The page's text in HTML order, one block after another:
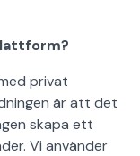
privat
är att det
skapa ett
Vi använder